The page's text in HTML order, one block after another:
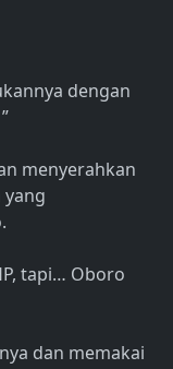
dengan
menyerahkan
yang
tapi… Oboro
dan memakai